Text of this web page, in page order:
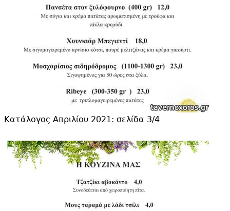
Κατάλογος Απριλίου 2021: σελίδα 3/4